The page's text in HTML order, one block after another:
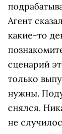
Агент
какие-то
сценарий
только
нужны.
снялся.
не